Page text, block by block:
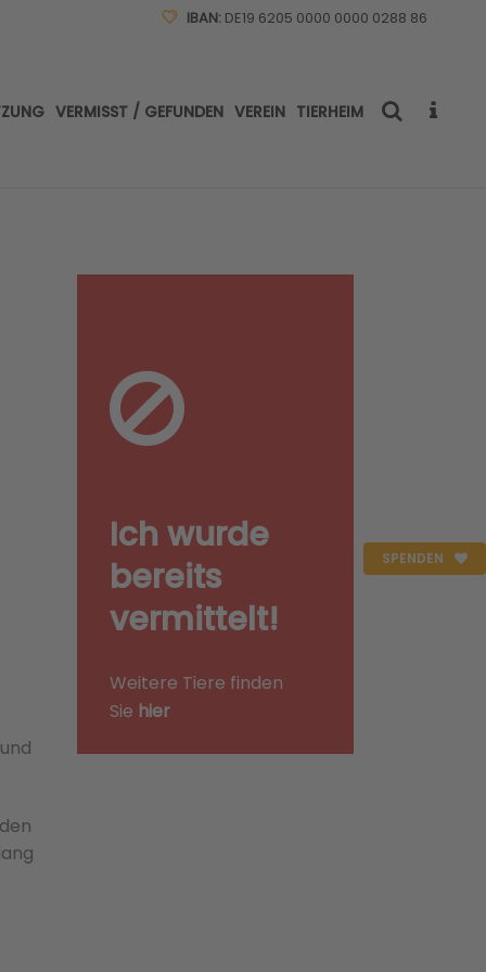
IBAN: DE19 6205 0000 0000 0288 86
VERMISST / GEFUNDEN VEREIN TIERHEIM
SPENDEN
Ich wurde
bereits
vermittelt!
Weitere Tiere finden
Sie hier